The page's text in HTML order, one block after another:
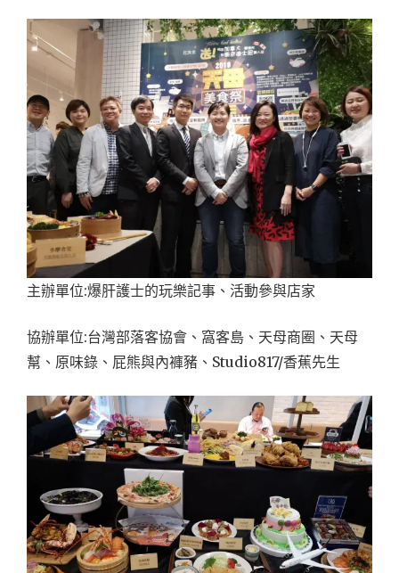
主辦單位:爆肝護士的玩樂記事、活動參與店家
協辦單位:台灣部落客協會、窩客島、天母商圈、天母
幫、原味錄、屁熊與內褲豬、Studio817/香蕉先生